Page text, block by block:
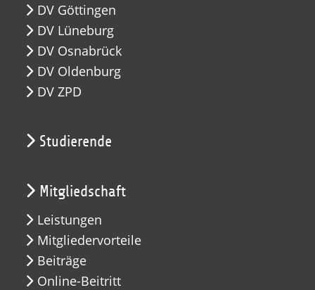
DV Göttingen
DV Lüneburg
DV Osnabrück
DV Oldenburg
DV ZPD
Studierende
Mitgliedschaft
Leistungen
Mitgliedervorteile
Beiträge
Online-Beitritt